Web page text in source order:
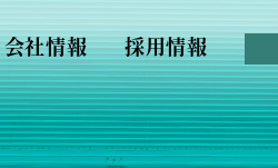
会社情報 採用情報